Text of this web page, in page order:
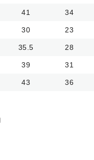
41 34
30 23
35.5 28
39 31
43 36